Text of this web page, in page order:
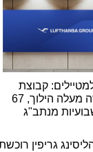
קבוצת
לופטהנזה מעלה הילוך, 67
מנתב"ג
גריפין רוכשת